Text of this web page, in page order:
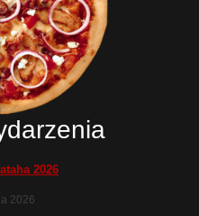
2026
2026